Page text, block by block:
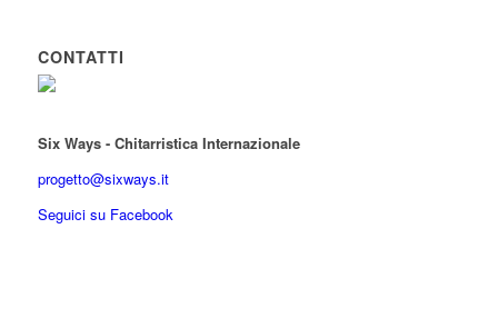
CONTATTI
Six Ways - Chitarristica Internazionale
progetto@sixways.it
Seguici su Facebook